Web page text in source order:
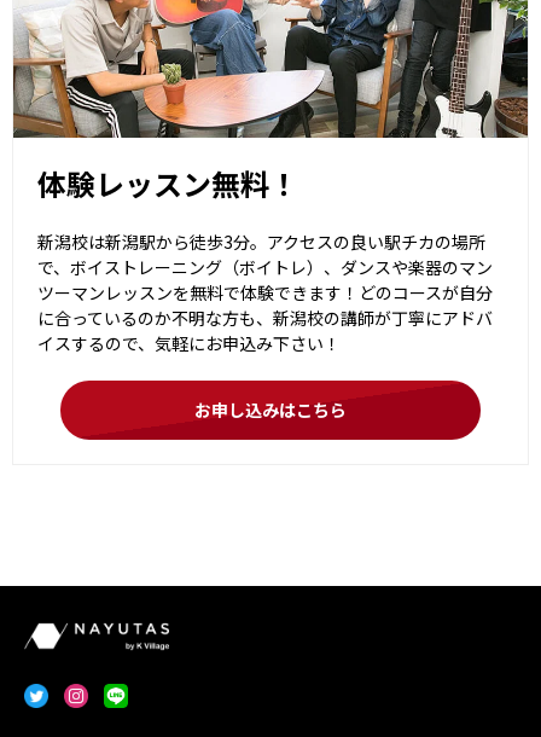
体験レッスン無料！
新潟校は新潟駅から徒歩3分。アクセスの良い駅チカの場所
で、ボイストレーニング（ボイトレ）、ダンスや楽器のマン
ツーマンレッスンを無料で体験できます！どのコースが自分
に合っているのか不明な方も、新潟校の講師が丁寧にアドバ
イスするので、気軽にお申込み下さい！
お申し込みはこちら